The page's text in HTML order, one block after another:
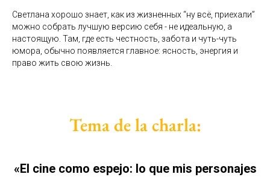
Светлана хорошо знает, как из жизненных “ну всё, приехали”
можно собрать лучшую версию себя - не идеальную, а
настоящую. Там, где есть честность, забота и чуть-чуть
юмора, обычно появляется главное: ясность, энергия и
право жить свою жизнь.
Tema de la charla:
«El cine como espejo: lo que mis personajes